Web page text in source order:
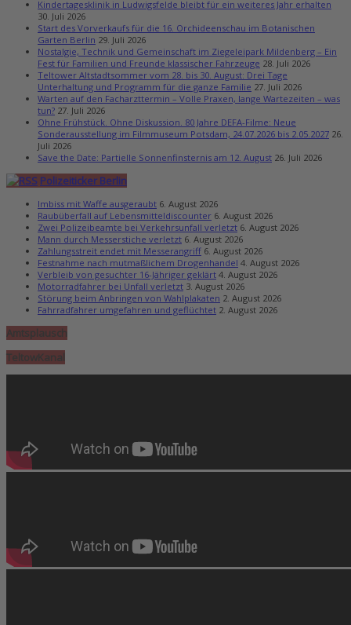
Kindertagesklinik in Ludwigsfelde bleibt für ein weiteres Jahr erhalten
30. Juli 2026
Start des Vorverkaufs für die 16. Orchideenschau im Botanischen
Garten Berlin 29. Juli 2026
Nostalgie, Technik und Gemeinschaft im Ziegeleipark Mildenberg – Ein
Fest für Familien und Freunde klassischer Fahrzeuge 28. Juli 2026
Teltower Altstadtsommer vom 28. bis 30. August: Drei Tage
Unterhaltung und Programm für die ganze Familie 27. Juli 2026
Warten auf den Facharzttermin – Volle Praxen, lange Wartezeiten – was
tun? 27. Juli 2026
Ohne Frühstück. Ohne Diskussion. 80 Jahre DEFA-Filme: Neue
Sonderausstellung im Filmmuseum Potsdam, 24.07.2026 bis 2.05.2027 26.
Juli 2026
Save the Date: Partielle Sonnenfinsternis am 12. August 26. Juli 2026
Polizeiticker Berlin
Imbiss mit Waffe ausgeraubt 6. August 2026
Raubüberfall auf Lebensmitteldiscounter 6. August 2026
Zwei Polizeibeamte bei Verkehrsunfall verletzt 6. August 2026
Mann durch Messerstiche verletzt 6. August 2026
Zahlungsstreit endet mit Messerangriff 6. August 2026
Festnahme nach mutmaßlichem Drogenhandel 4. August 2026
Verbleib von gesuchter 16-Jähriger geklärt 4. August 2026
Motorradfahrer bei Unfall verletzt 3. August 2026
Störung beim Anbringen von Wahlplakaten 2. August 2026
Fahrradfahrer umgefahren und geflüchtet 2. August 2026
Amtsplausch
TeltowKanal